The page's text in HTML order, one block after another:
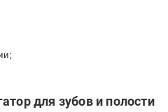
для зубов и полости